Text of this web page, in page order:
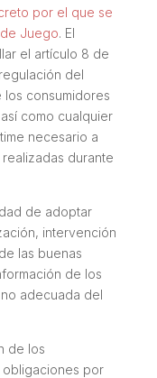
por el que se
Juego. El
el artículo 8 de
del
consumidores
como cualquier
necesario a
durante
de adoptar
intervención
las buenas
de los
adecuada del
de los
por